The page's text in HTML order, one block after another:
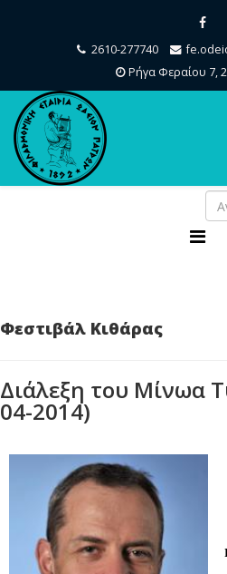
2610-277740
Ρήγα Φεραίου 7,
Φεστιβάλ Κιθάρας
Διάλεξη του Μίνωα
04-2014)